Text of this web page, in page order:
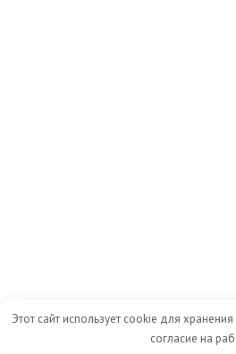
Этот сайт использует cookie для
согласие на